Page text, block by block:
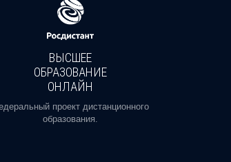
ВЫСШЕЕ
ОБРАЗОВАНИЕ
ОНЛАЙН
проект дистанционного
образования.